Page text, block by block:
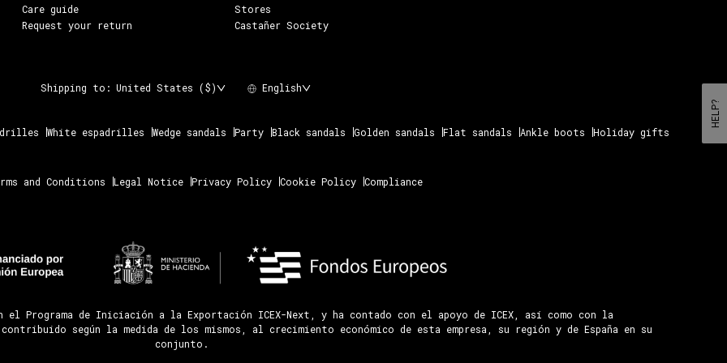
Care guide
Request your return
Stores
Castañer Society
Shipping to: United States ($) English
White espadrilles Wedge sandals Party Black sandals Golden sandals Flat sandals Ankle boots Holiday gifts
and Conditions Legal Notice Privacy Policy Cookie Policy Compliance
Programa de Iniciación a la Exportación ICEX-Next, y ha contado con el apoyo de ICEX, así como con la
contribuido según la medida de los mismos, al crecimiento económico de esta empresa, su región y de España en su
conjunto.
HELP?